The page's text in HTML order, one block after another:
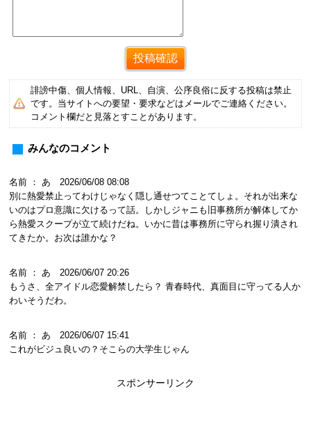
誹謗中傷、個人情報、URL、自演、公序良俗に反する投稿は禁止
です。当サイトへの要望・要求などはメールでご連絡ください。
コメント欄だと見落とすことがあります。
みんなのコメント
名前 ： あ 2026/06/08 08:08
別に熱愛禁止ってわけじゃなく隠し通せつてことてしょ。それが出来な
いのはプロ意識に欠けるって話。しかしジャニも旧事務所が解体してか
ら熱愛スクープが立て続けだね。いかに昔は事務所に守られ握り潰され
てきたか。お次は誰かな？
名前 ： あ 2026/06/07 20:26
もうさ、全アイドル恋愛解禁したら？ 青春時代、真面目に守ってる人か
わいそうだわ。
名前 ： あ 2026/06/07 15:41
これがビジュ良いの？そこらの大学生じゃん
スポンサーリンク